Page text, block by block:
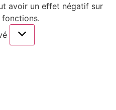
avoir un effet négatif sur